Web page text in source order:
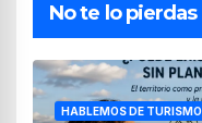
No te lo pierdas
HABLEMOS DE TURISMO